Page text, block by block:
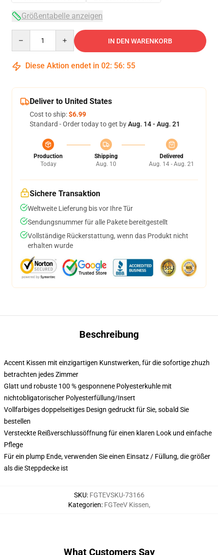
Größentabelle anzeigen
IN DEN WARENKORB
Diese Aktion endet in 02: 56: 54
Deliver to United States
Cost to ship:$6.99
Standard - Order today to get byAug. 14 - Aug. 21
Production
Today
Shipping
Aug. 10
Delivered
Aug. 14 - Aug. 21
Sichere Transaktion
Weltweite Lieferung bis vor Ihre Tür
Sendungsnummer für alle Pakete bereitgestellt
Vollständige Rückerstattung, wenn das Produkt nicht
erhalten wurde
Beschreibung
Accent Kissen mit einzigartigen Kunstwerken, für die sofortige zhuzh
betrachten jedes Zimmer
Glatt und robuste 100 % gesponnene Polyesterkuhle mit
nichtobligatorischer Polyesterfüllung/Insert
Vollfarbiges doppelseitiges Design gedruckt für Sie, sobald Sie
bestellen
Versteckte Reißverschlussöffnung für einen klaren Look und einfache
Pflege
Für ein plump Ende, verwenden Sie einen Einsatz / Füllung, die größer
als die Steppdecke ist
SKU: FGTEVSKU-73166
Kategorien: FGTeeV Kissen,
What Customers Say